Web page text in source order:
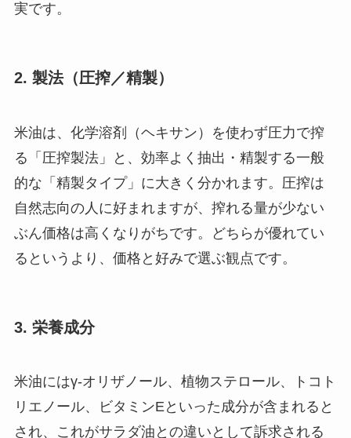
実です。
2. 製法（圧搾／精製）
米油は、化学溶剤（ヘキサン）を使わず圧力で搾
る「圧搾製法」と、効率よく抽出・精製する一般
的な「精製タイプ」に大きく分かれます。圧搾は
自然志向の人に好まれますが、搾れる量が少ない
ぶん価格は高くなりがちです。どちらが優れてい
るというより、価格と好みで選ぶ観点です。
3. 栄養成分
米油にはγ-オリザノール、植物ステロール、トコト
リエノール、ビタミンEといった成分が含まれると
され、これがサラダ油との違いとして訴求される